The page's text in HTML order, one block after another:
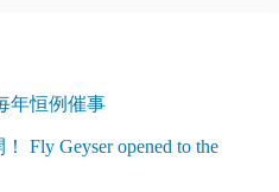
年恒例催事
Fly Geyser opened to the